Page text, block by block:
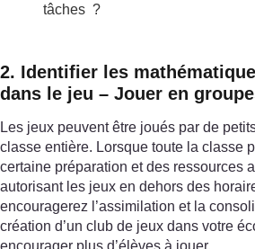
tâches ?
2. Identifier les
dans le jeu – Jouer en
Les jeux peuvent être joués par de
classe entière. Lorsque toute la classe
certaine préparation et des ressources
autorisant les jeux en dehors des
encouragerez l’assimilation et la
création d’un club de jeux dans votre
encourager plus d’élèves à jouer.